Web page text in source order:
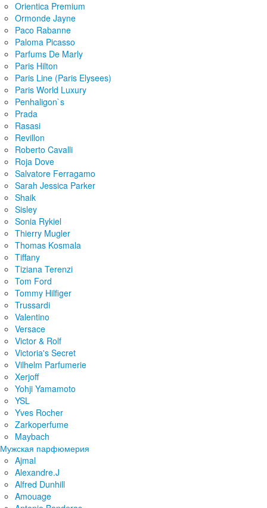
Orientica Premium
Ormonde Jayne
Paco Rabanne
Paloma Picasso
Parfums De Marly
Paris Hilton
Paris Line (Paris Elysees)
Paris World Luxury
Penhaligon`s
Prada
Rasasi
Revillon
Roberto Cavalli
Roja Dove
Salvatore Ferragamo
Sarah Jessica Parker
Shaik
Sisley
Sonia Rykiel
Thierry Mugler
Thomas Kosmala
Tiffany
Tiziana Terenzi
Tom Ford
Tommy Hilfiger
Trussardi
Valentino
Versace
Victor & Rolf
Victoria's Secret
Vilhelm Parfumerie
Xerjoff
Yohji Yamamoto
YSL
Yves Rocher
Zarkoperfume
Maybach
Мужская парфюмерия
Ajmal
Alexandre.J
Alfred Dunhill
Amouage